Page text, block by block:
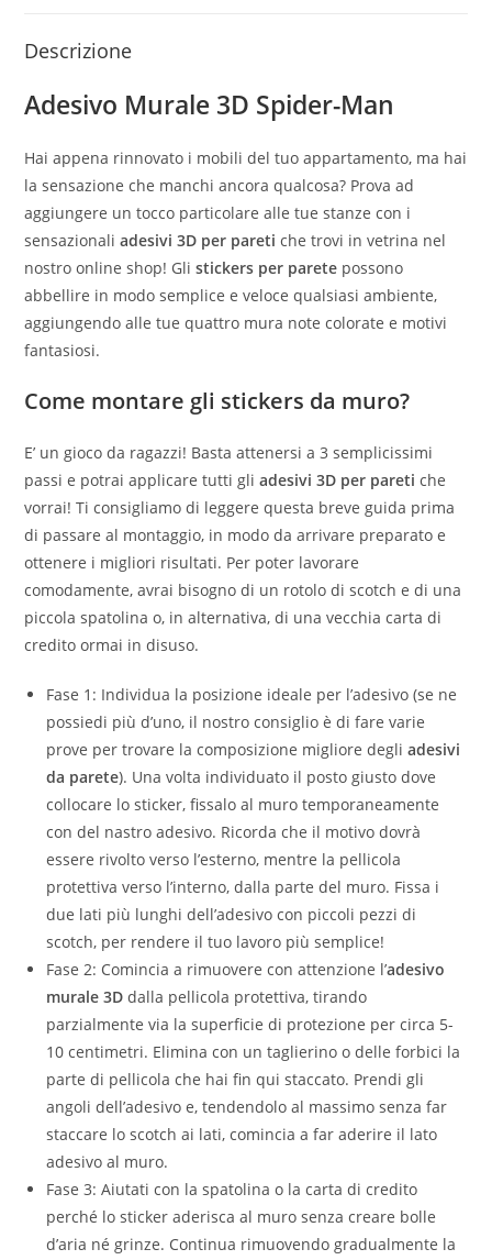
Descrizione
Adesivo Murale 3D Spider-Man
Hai appena rinnovato i mobili del tuo appartamento, ma hai
la sensazione che manchi ancora qualcosa? Prova ad
aggiungere un tocco particolare alle tue stanze con i
sensazionaliadesivi 3D per pareti che trovi in vetrina nel
nostro online shop! Glistickers per parete possono
abbellire in modo semplice e veloce qualsiasi ambiente,
aggiungendo alle tue quattro mura note colorate e motivi
fantasiosi.
Come montare gli stickers da muro?
E’ un gioco da ragazzi! Basta attenersi a 3 semplicissimi
passi e potrai applicare tutti gliadesivi 3D per pareti che
vorrai! Ti consigliamo di leggere questa breve guida prima
di passare al montaggio, in modo da arrivare preparato e
ottenere i migliori risultati. Per poter lavorare
comodamente, avrai bisogno di un rotolo di scotch e di una
piccola spatolina o, in alternativa, di una vecchia carta di
credito ormai in disuso.
Fase 1: Individua la posizione ideale per l’adesivo (se ne
possiedi più d’uno, il nostro consiglio è di fare varie
prove per trovare la composizione migliore degliadesivi
da parete). Una volta individuato il posto giusto dove
collocare lo sticker, fissalo al muro temporaneamente
con del nastro adesivo. Ricorda che il motivo dovrà
essere rivolto verso l’esterno, mentre la pellicola
protettiva verso l’interno, dalla parte del muro. Fissa i
due lati più lunghi dell’adesivo con piccoli pezzi di
scotch, per rendere il tuo lavoro più semplice!
Fase 2: Comincia a rimuovere con attenzione l’adesivo
murale 3D dalla pellicola protettiva, tirando
parzialmente via la superficie di protezione per circa 5-
10 centimetri. Elimina con un taglierino o delle forbici la
parte di pellicola che hai fin qui staccato. Prendi gli
angoli dell’adesivo e, tendendolo al massimo senza far
staccare lo scotch ai lati, comincia a far aderire il lato
adesivo al muro.
Fase 3: Aiutati con la spatolina o la carta di credito
perché lo sticker aderisca al muro senza creare bolle
d’aria né grinze. Continua rimuovendo gradualmente la